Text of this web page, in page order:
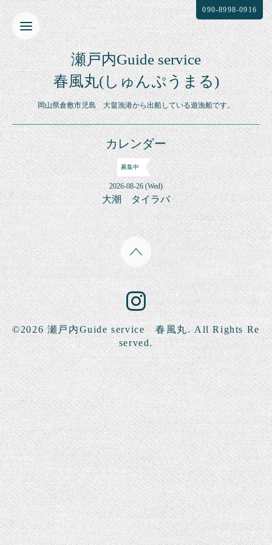
瀬戸内Guide service
春風丸(しゅんぷうまる)
岡山県倉敷市児島 大畠漁港から出船している遊漁船です。
090-8998-0916
カレンダー
募集中
2026-08-26 (Wed)
大潮 タイラバ
©2026瀬戸内Guide service 春風丸. All Rights Re
served.